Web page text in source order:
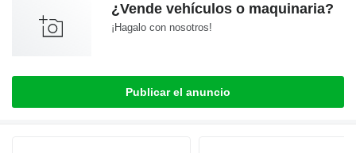
¿Vende vehículos o maquinaria?
¡Hagalo con nosotros!
Publicar el anuncio